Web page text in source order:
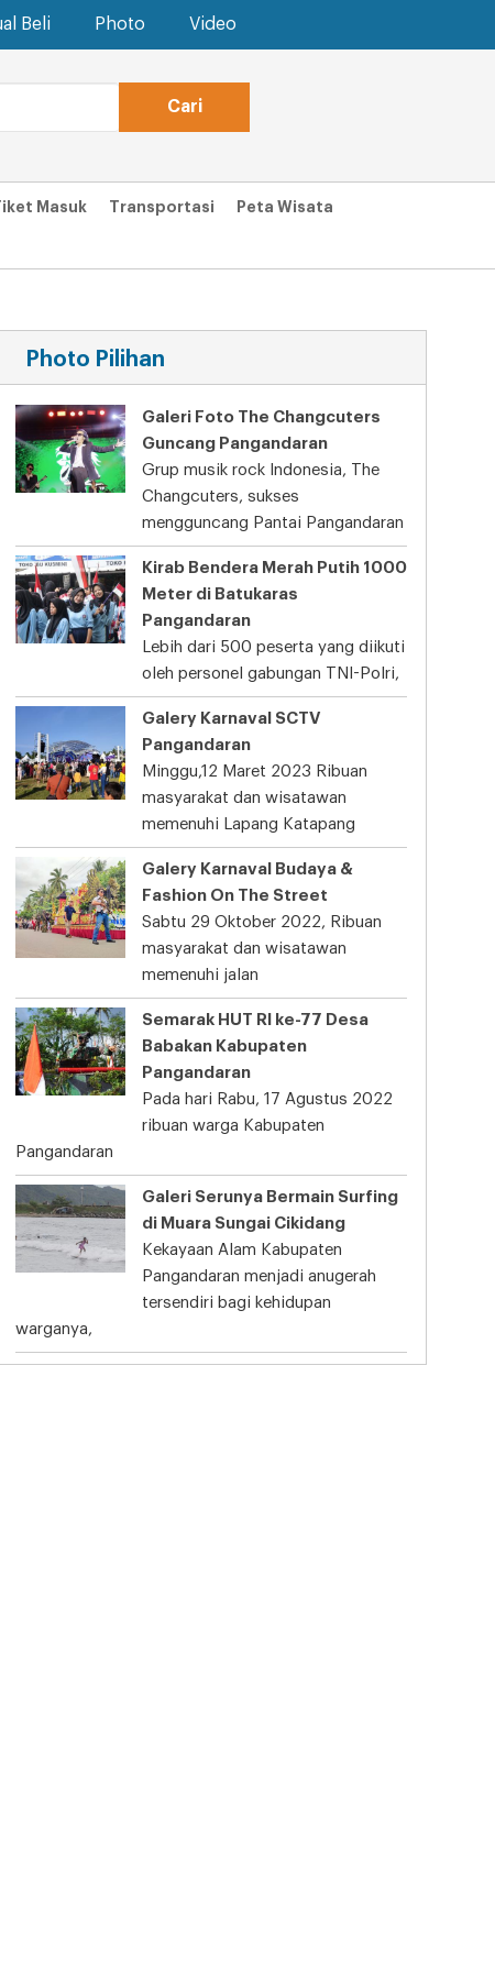
Beli Photo Video
Masuk Transportasi Peta Wisata
Photo Pilihan
Galeri Foto The Changcuters
Guncang Pangandaran
Grup musik rock Indonesia, The
Changcuters, sukses
mengguncang Pantai Pangandaran
Kirab Bendera Merah Putih 1000
Meter di Batukaras
Pangandaran
Lebih dari 500 peserta yang diikuti
oleh personel gabungan TNI-Polri,
Galery Karnaval SCTV
Pangandaran
Minggu,12 Maret 2023 Ribuan
masyarakat dan wisatawan
memenuhi Lapang Katapang
Galery Karnaval Budaya &
Fashion On The Street
Sabtu 29 Oktober 2022, Ribuan
masyarakat dan wisatawan
memenuhi jalan
Semarak HUT RI ke-77 Desa
Babakan Kabupaten
Pangandaran
Pada hari Rabu, 17 Agustus 2022
ribuan warga Kabupaten
Pangandaran
Galeri Serunya Bermain Surfing
di Muara Sungai Cikidang
Kekayaan Alam Kabupaten
Pangandaran menjadi anugerah
tersendiri bagi kehidupan
warganya,